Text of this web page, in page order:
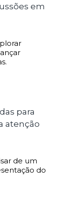
em
para
atenção
de um
do